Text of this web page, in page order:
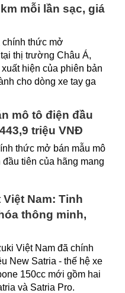
mỗi lần sạc, giá
thức mở
thị trường Châu Á,
hiện của phiên bản
cho dòng xe tay ga
mô tô điện đầu
triệu VNĐ
thức mở bán mẫu mô
đầu tiên của hãng mang
Nam: Tinh
thông minh,
Việt Nam đã chính
New Satria - thế hệ xe
150cc mới gồm hai
và Satria Pro.